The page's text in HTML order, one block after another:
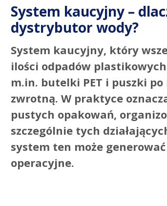
System kaucyjny –
dystrybutor wody?
System kaucyjny, który
ilości odpadów
m.in. butelki PET i puszki
zwrotną. W praktyce
pustych opakowań,
szczególnie tych
system ten może
operacyjne.